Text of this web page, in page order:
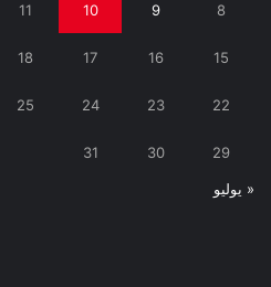
8
9
10
11
15
16
17
18
22
23
24
25
29
30
31
« يوليو